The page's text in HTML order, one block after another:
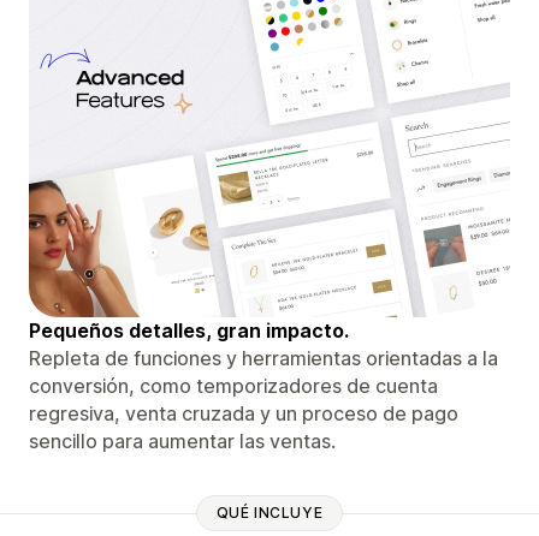
Pequeños detalles, gran impacto.
Repleta de funciones y herramientas orientadas a la
conversión, como temporizadores de cuenta
regresiva, venta cruzada y un proceso de pago
sencillo para aumentar las ventas.
QUÉ INCLUYE